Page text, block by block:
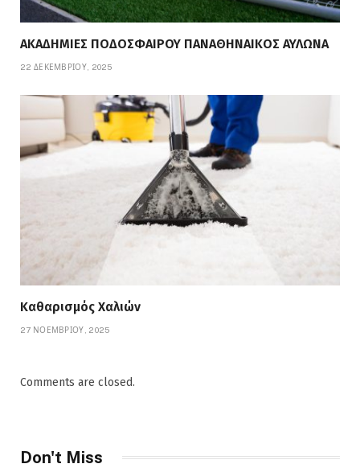
ΑΚΑΔΗΜΙΕΣ ΠΟΔΟΣΦΑΙΡΟΥ ΠΑΝΑΘΗΝΑΙΚΟΣ ΑΥΛΩΝΑ
22 ΔΕΚΕΜΒΡΊΟΥ, 2025
Καθαρισμός Χαλιών
27 ΝΟΕΜΒΡΊΟΥ, 2025
Comments are closed.
Don't Miss